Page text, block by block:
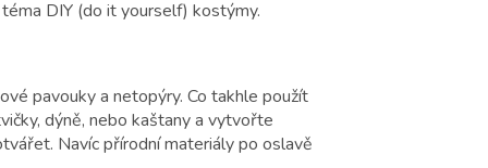
DIY (do it yourself) kostýmy.
pavouky a netopýry. Co takhle použít
dýně, nebo kaštany a vytvořte
Navíc přírodní materiály po oslavě